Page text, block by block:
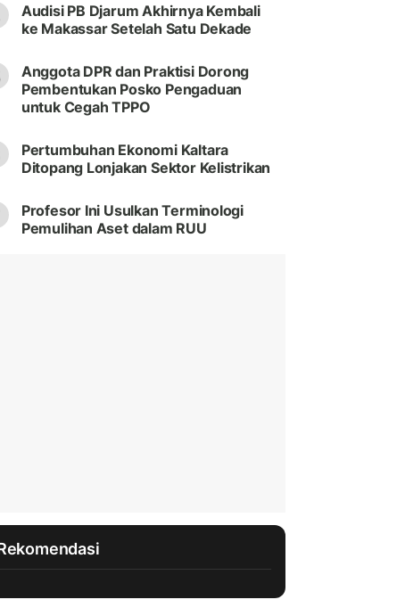
Audisi PB Djarum Akhirnya Kembali
ke Makassar Setelah Satu Dekade
Anggota DPR dan Praktisi Dorong
Pembentukan Posko Pengaduan
untuk Cegah TPPO
Pertumbuhan Ekonomi Kaltara
Ditopang Lonjakan Sektor Kelistrikan
Profesor Ini Usulkan Terminologi
Pemulihan Aset dalam RUU